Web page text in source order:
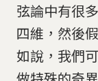
弦論中有很
四維，然後
如說，我們